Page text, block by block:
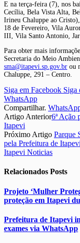
E na terça-feira (7), nos
Cecília, Bela Vista Alta,
Irineu Chaluppe ao
18 de Fevereiro, Vila
III, Vila Santo Antonio,
Para obter mais
Secretaria do Meio
sma@itapevi.sp.gov.br ou
Chaluppe, 291 – Centro.
Siga em Facebook Siga
WhatsApp
Compartilhar.
Artigo Anterior6ª Ação
Itapevi
Próximo Artigo Parque
pela Prefeitura de Itapevi
Itapevi Noticias
Relacionados Posts
Projeto ‘Mulher
proteção em Itapevi
Prefeitura de Itapevi
exames via WhatsApp